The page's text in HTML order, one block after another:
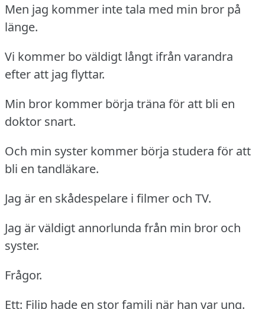
Men jag kommer inte tala med min bror på
länge.
Vi kommer bo väldigt långt ifrån varandra
efter att jag flyttar.
Min bror kommer börja träna för att bli en
doktor snart.
Och min syster kommer börja studera för att
bli en tandläkare.
Jag är en skådespelare i filmer och TV.
Jag är väldigt annorlunda från min bror och
syster.
Frågor.
Ett: Filip hade en stor familj när han var ung.